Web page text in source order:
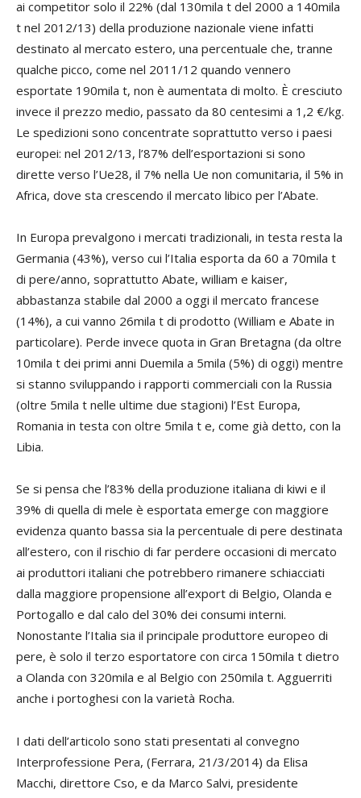
ai competitor solo il 22% (dal 130mila t del 2000 a 140mila
t nel 2012/13) della produzione nazionale viene infatti
destinato al mercato estero, una percentuale che, tranne
qualche picco, come nel 2011/12 quando vennero
esportate 190mila t, non è aumentata di molto. È cresciuto
invece il prezzo medio, passato da 80 centesimi a 1,2 €/kg.
Le spedizioni sono concentrate soprattutto verso i paesi
europei: nel 2012/13, l’87% dell’esportazioni si sono
dirette verso l’Ue28, il 7% nella Ue non comunitaria, il 5% in
Africa, dove sta crescendo il mercato libico per l’Abate.
In Europa prevalgono i mercati tradizionali, in testa resta la
Germania (43%), verso cui l’Italia esporta da 60 a 70mila t
di pere/anno, soprattutto Abate, william e kaiser,
abbastanza stabile dal 2000 a oggi il mercato francese
(14%), a cui vanno 26mila t di prodotto (William e Abate in
particolare). Perde invece quota in Gran Bretagna (da oltre
10mila t dei primi anni Duemila a 5mila (5%) di oggi) mentre
si stanno sviluppando i rapporti commerciali con la Russia
(oltre 5mila t nelle ultime due stagioni) l’Est Europa,
Romania in testa con oltre 5mila t e, come già detto, con la
Libia.
Se si pensa che l’83% della produzione italiana di kiwi e il
39% di quella di mele è esportata emerge con maggiore
evidenza quanto bassa sia la percentuale di pere destinata
all’estero, con il rischio di far perdere occasioni di mercato
ai produttori italiani che potrebbero rimanere schiacciati
dalla maggiore propensione all’export di Belgio, Olanda e
Portogallo e dal calo del 30% dei consumi interni.
Nonostante l’Italia sia il principale produttore europeo di
pere, è solo il terzo esportatore con circa 150mila t dietro
a Olanda con 320mila e al Belgio con 250mila t. Agguerriti
anche i portoghesi con la varietà Rocha.
I dati dell’articolo sono stati presentati al convegno
Interprofessione Pera, (Ferrara, 21/3/2014) da Elisa
Macchi, direttore Cso, e da Marco Salvi, presidente